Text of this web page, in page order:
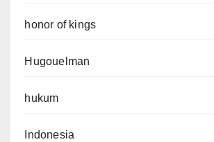
honor of kings
Hugouelman
hukum
Indonesia